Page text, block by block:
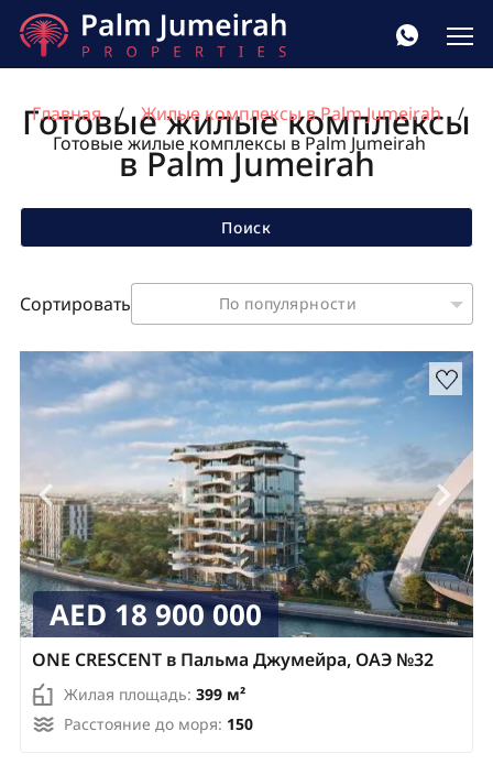
Главная
Жилые комплексы в Palm Jumeirah
Готовые жилые комплексы в Palm Jumeirah
Готовые жилые комплексы
в Palm Jumeirah
Поиск
Сортировать По популярности
AED 18 900 000
ONE CRESCENT в Пальма Джумейра, ОАЭ №32
Жилая площадь: 399 м²
Расстояние до моря: 150